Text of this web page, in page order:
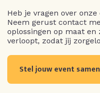
Heb je vragen over
Neem gerust contact
oplossingen op maat en
verloopt, zodat jij
Stel jouw event samen